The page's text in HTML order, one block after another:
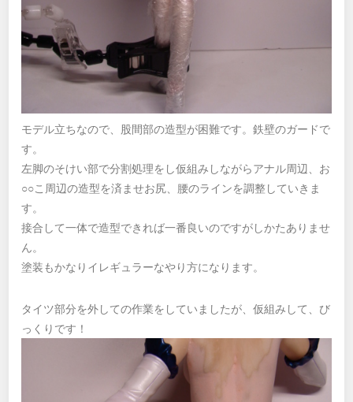
モデル立ちなので、股間部の造型が困難です。鉄壁のガードで
す。
左脚のそけい部で分割処理をし仮組みしながらアナル周辺、お
○○こ周辺の造型を済ませお尻、腰のラインを調整していきま
す。
接合して一体で造型できれば一番良いのですがしかたありませ
ん。
塗装もかなりイレギュラーなやり方になります。
タイツ部分を外しての作業をしていましたが、仮組みして、び
っくりです！